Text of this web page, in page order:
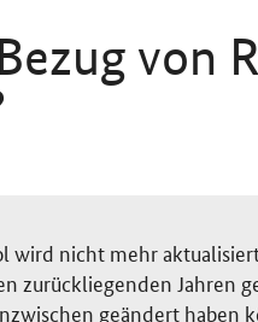
von
wird nicht mehr
zurückliegenden Jahren
geändert haben